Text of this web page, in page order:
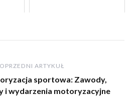
ARTYKUŁ
sportowa: Zawody,
i wydarzenia motoryzacyjne